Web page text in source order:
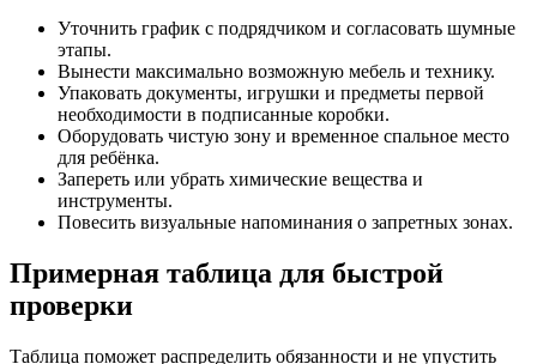
Уточнить график с подрядчиком и согласовать шумные
этапы.
Вынести максимально возможную мебель и технику.
Упаковать документы, игрушки и предметы первой
необходимости в подписанные коробки.
Оборудовать чистую зону и временное спальное место
для ребёнка.
Запереть или убрать химические вещества и
инструменты.
Повесить визуальные напоминания о запретных зонах.
Примерная таблица для быстрой
проверки
Таблица поможет распределить обязанности и не упустить